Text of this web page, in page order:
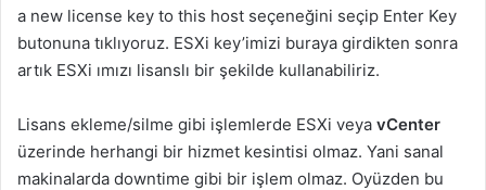
a new license key to this host seçeneğini seçip Enter Key
butonuna tıklıyoruz. ESXi key’imizi buraya girdikten sonra
artık ESXi ımızı lisanslı bir şekilde kullanabiliriz.
Lisans ekleme/silme gibi işlemlerde ESXi veya vCenter
üzerinde herhangi bir hizmet kesintisi olmaz. Yani sanal
makinalarda downtime gibi bir işlem olmaz. Oyüzden bu